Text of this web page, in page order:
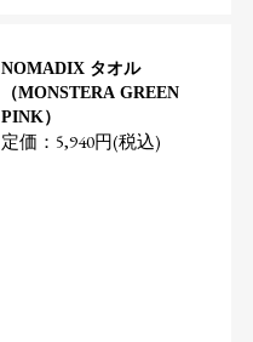
NOMADIX タオル
（MONSTERA GREEN
PINK）
定価：5,940円(税込)